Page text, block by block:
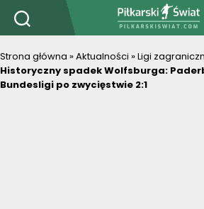
Strona główna »Aktualności »Ligi
Historyczny spadek Wolfsburga:
Bundesligi po zwycięstwie 2:1